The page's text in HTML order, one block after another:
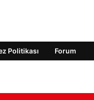
Politikası Forum